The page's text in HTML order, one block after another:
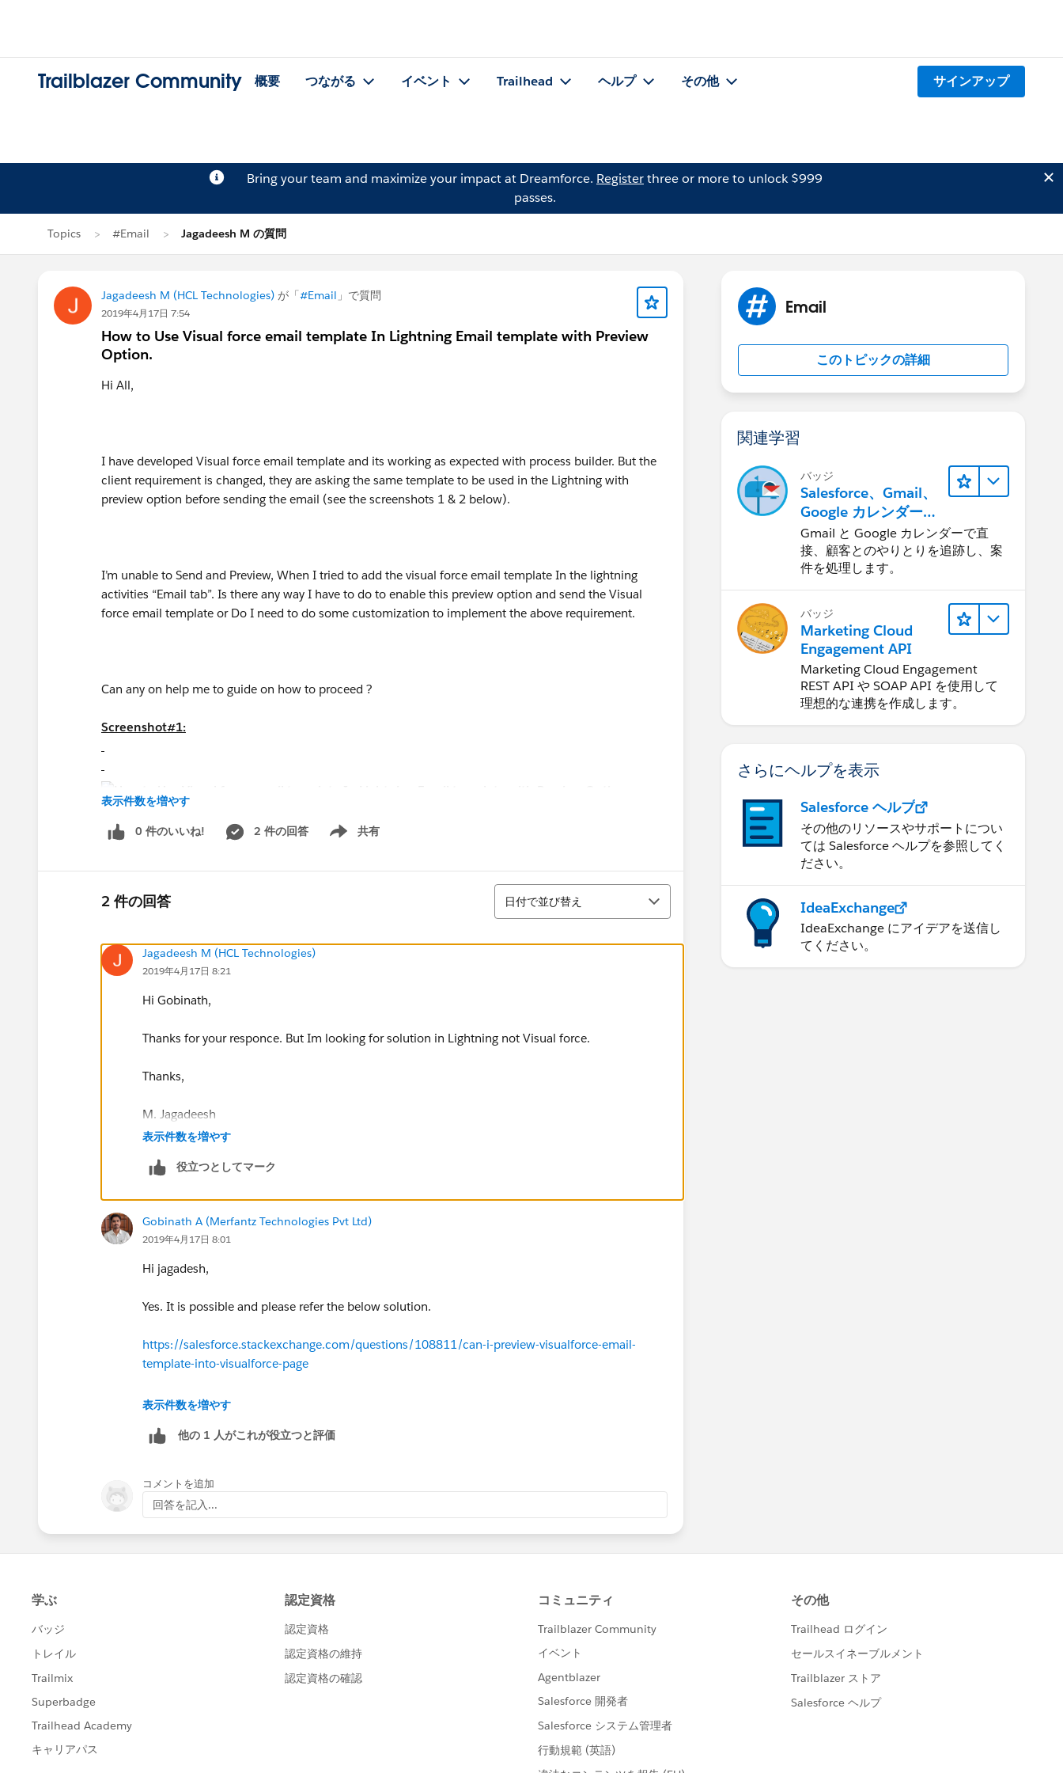
Trailblazer Community 概要 つながる イベント Trailhead ヘルプ その他 サインアップ
Bring your team and maximize your impact at Dreamforce. Registerthree or more to unlock $999
passes.
Topics #Email Jagadeesh M の質問
Jagadeesh M (HCL Technologies) が「#Email 」で質問
2019年4月17日 7:54
How to Use Visual force email template In Lightning Email template with Preview
Option.
Hi All,
I have developed Visual force email template and its working as expected with process builder. But the
client requirement is changed, they are asking the same template to be used in the Lightning with
preview option before sending the email (see the screenshots 1 & 2 below).
I’m unable to Send and Preview, When I tried to add the visual force email template In the lightning
activities “Email tab”. Is there any way I have to do to enable this preview option and send the Visual
force email template or Do I need to do some customization to implement the above requirement.
Can any on help me to guide on how to proceed ?
Screenshot#1:
Screenshot#2:
表示件数を増やす
0 件のいいね! 2 件の回答 共有
Show menu
2 件の回答
並び替え
日付で並び替え
Jagadeesh M (HCL Technologies)
2019年4月17日 8:21
Hi Gobinath,
Thanks for your responce. But Im looking for solution in Lightning not Visual force.
Thanks,
M. Jagadeesh
表示件数を増やす
役立つとしてマーク
Gobinath A (Merfantz Technologies Pvt Ltd)
2019年4月17日 8:01
Hi jagadesh,
Yes. It is possible and please refer the below solution.
https://salesforce.stackexchange.com/questions/108811/can-i-preview-visualforce-email-
template-into-visualforce-page
Please mark best answer, If it is resolved your query.
Thanks.
表示件数を増やす
他の 1 人がこれが役立つと評価
コメントを追加
回答を記入...
Email
このトピックの詳細
関連学習
バッジ
Salesforce、Gmail、
Google カレンダーの
統合
Gmail と Google カレンダーで直
接、顧客とのやりとりを追跡し、案
件を処理します。
バッジ
Marketing Cloud
Engagement API
Marketing Cloud Engagement
REST API や SOAP API を使用して
理想的な連携を作成します。
さらにヘルプを表示
Salesforce ヘルプ
その他のリソースやサポートについ
ては Salesforce ヘルプを参照してく
ださい。
IdeaExchange
IdeaExchange にアイデアを送信し
てください。